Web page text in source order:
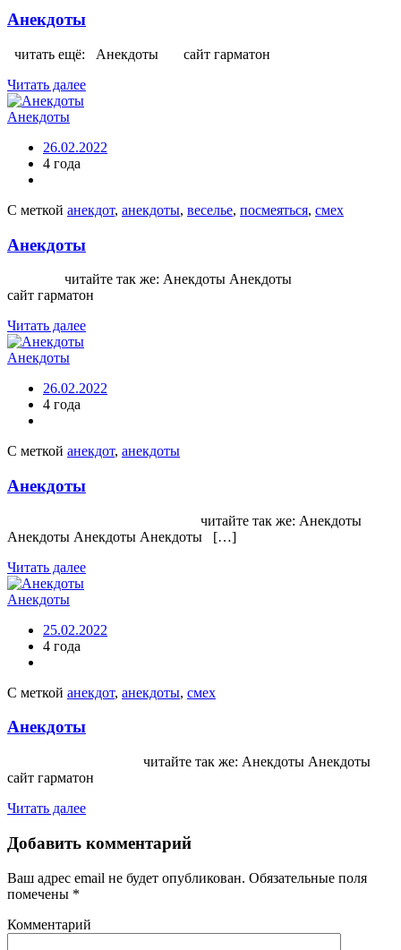
Анекдоты
читать ещё: Анекдоты сайт гарматон
Читать далее
Анекдоты
26.02.2022
4 года
С меткой анекдот, анекдоты, веселье, посмеяться, смех
Анекдоты
читайте так же: Анекдоты Анекдоты
сайт гарматон
Читать далее
Анекдоты
26.02.2022
4 года
С меткой анекдот, анекдоты
Анекдоты
читайте так же: Анекдоты
Анекдоты Анекдоты Анекдоты […]
Читать далее
Анекдоты
25.02.2022
4 года
С меткой анекдот, анекдоты, смех
Анекдоты
читайте так же: Анекдоты Анекдоты
сайт гарматон
Читать далее
Добавить комментарий
Ваш адрес email не будет опубликован. Обязательные поля
помечены *
Комментарий